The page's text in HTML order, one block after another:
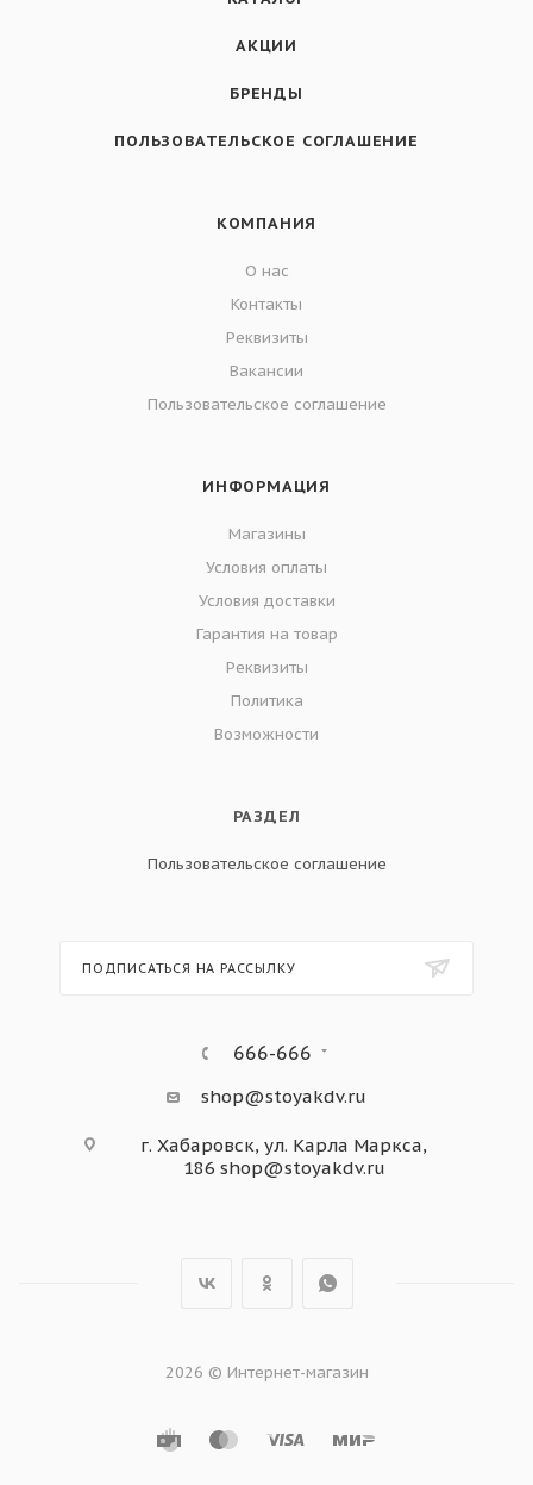
АКЦИИ
БРЕНДЫ
ПОЛЬЗОВАТЕЛЬСКОЕ СОГЛАШЕНИЕ
КОМПАНИЯ
О нас
Контакты
Реквизиты
Вакансии
Пользовательское соглашение
ИНФОРМАЦИЯ
Магазины
Условия оплаты
Условия доставки
Гарантия на товар
Реквизиты
Политика
Возможности
РАЗДЕЛ
Пользовательское соглашение
ПОДПИСАТЬСЯ НА РАССЫЛКУ
666-666
shop@stoyakdv.ru
г. Хабаровск, ул. Карла Маркса,
186 shop@stoyakdv.ru
2026 © Интернет-магазин